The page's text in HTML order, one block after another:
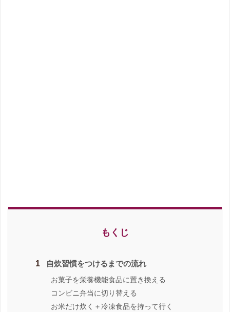
もくじ
1 自炊習慣をつけるまでの流れ
お菓子を栄養機能食品に置き換える
コンビニ弁当に切り替える
お米だけ炊く＋冷凍食品を持って行く